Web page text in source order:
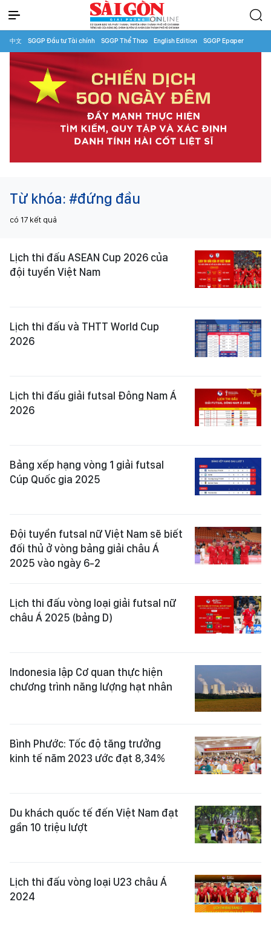
中文 SGGP Đầu tư Tài chính SGGP Thể Thao English Edition SGGP Epaper
Từ khóa: #đứng đầu
có 17 kết quả
Lịch thi đấu ASEAN Cup 2026 của
đội tuyển Việt Nam
Lịch thi đấu và THTT World Cup
2026
Lịch thi đấu giải futsal Đông Nam Á
2026
Bảng xếp hạng vòng 1 giải futsal
Cúp Quốc gia 2025
Đội tuyển futsal nữ Việt Nam sẽ biết
đối thủ ở vòng bảng giải châu Á
2025 vào ngày 6-2
Lịch thi đấu vòng loại giải futsal nữ
châu Á 2025 (bảng D)
Indonesia lập Cơ quan thực hiện
chương trình năng lượng hạt nhân
Bình Phước: Tốc độ tăng trưởng
kinh tế năm 2023 ước đạt 8,34%
Du khách quốc tế đến Việt Nam đạt
gần 10 triệu lượt
Lịch thi đấu vòng loại U23 châu Á
2024